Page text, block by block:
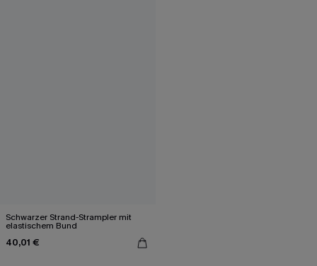
Schwarzer Strand-Strampler mit
elastischem Bund
40,01 €